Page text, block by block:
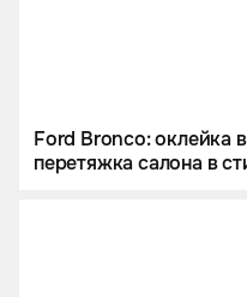
Ford Bronco: оклейка
перетяжка салона в